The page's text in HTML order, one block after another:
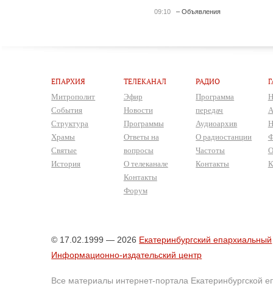
09:10 – Объявления
ЕПАРХИЯ
Митрополит
События
Структура
Храмы
Святые
История
ТЕЛЕКАНАЛ
Эфир
Новости
Программы
Ответы на
вопросы
О телеканале
Контакты
Форум
РАДИО
Программа
передач
Аудиоархив
О радиостанции
Частоты
Контакты
© 17.02.1999 — 2026 Екатеринбургский епархиальный
Информационно-издательский центр
Все материалы интернет-портала Екатеринбургской